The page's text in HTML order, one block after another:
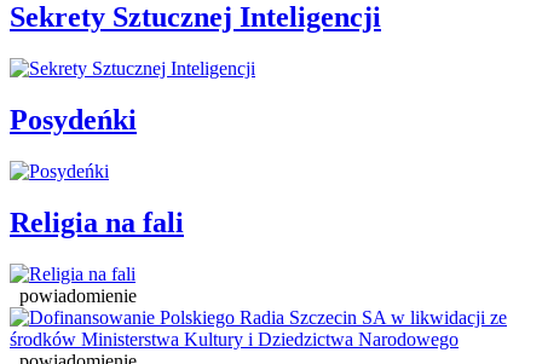
Sekrety Sztucznej Inteligencji
Posydeńki
Religia na fali
powiadomienie